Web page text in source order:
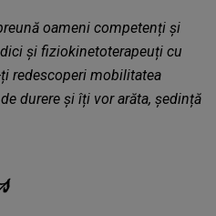
oameni competenți și
și fiziokinetoterapeuți cu
redescoperi mobilitatea
durere și îți vor arăta, ședință